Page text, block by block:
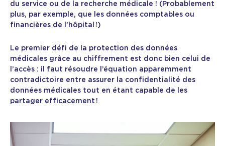
du service ou de la recherche médicale ! (Probablement
plus, par exemple, que les données comptables ou
financières de l’hôpital !)
Le premier défi de la protection des données
médicales grâce au chiffrement est donc bien celui de
l’accès : il faut résoudre l’équation apparemment
contradictoire entre assurer la confidentialité des
données médicales tout en étant capable de les
partager efficacement !